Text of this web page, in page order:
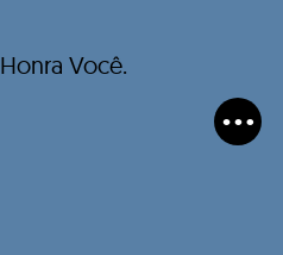
Honra Você.